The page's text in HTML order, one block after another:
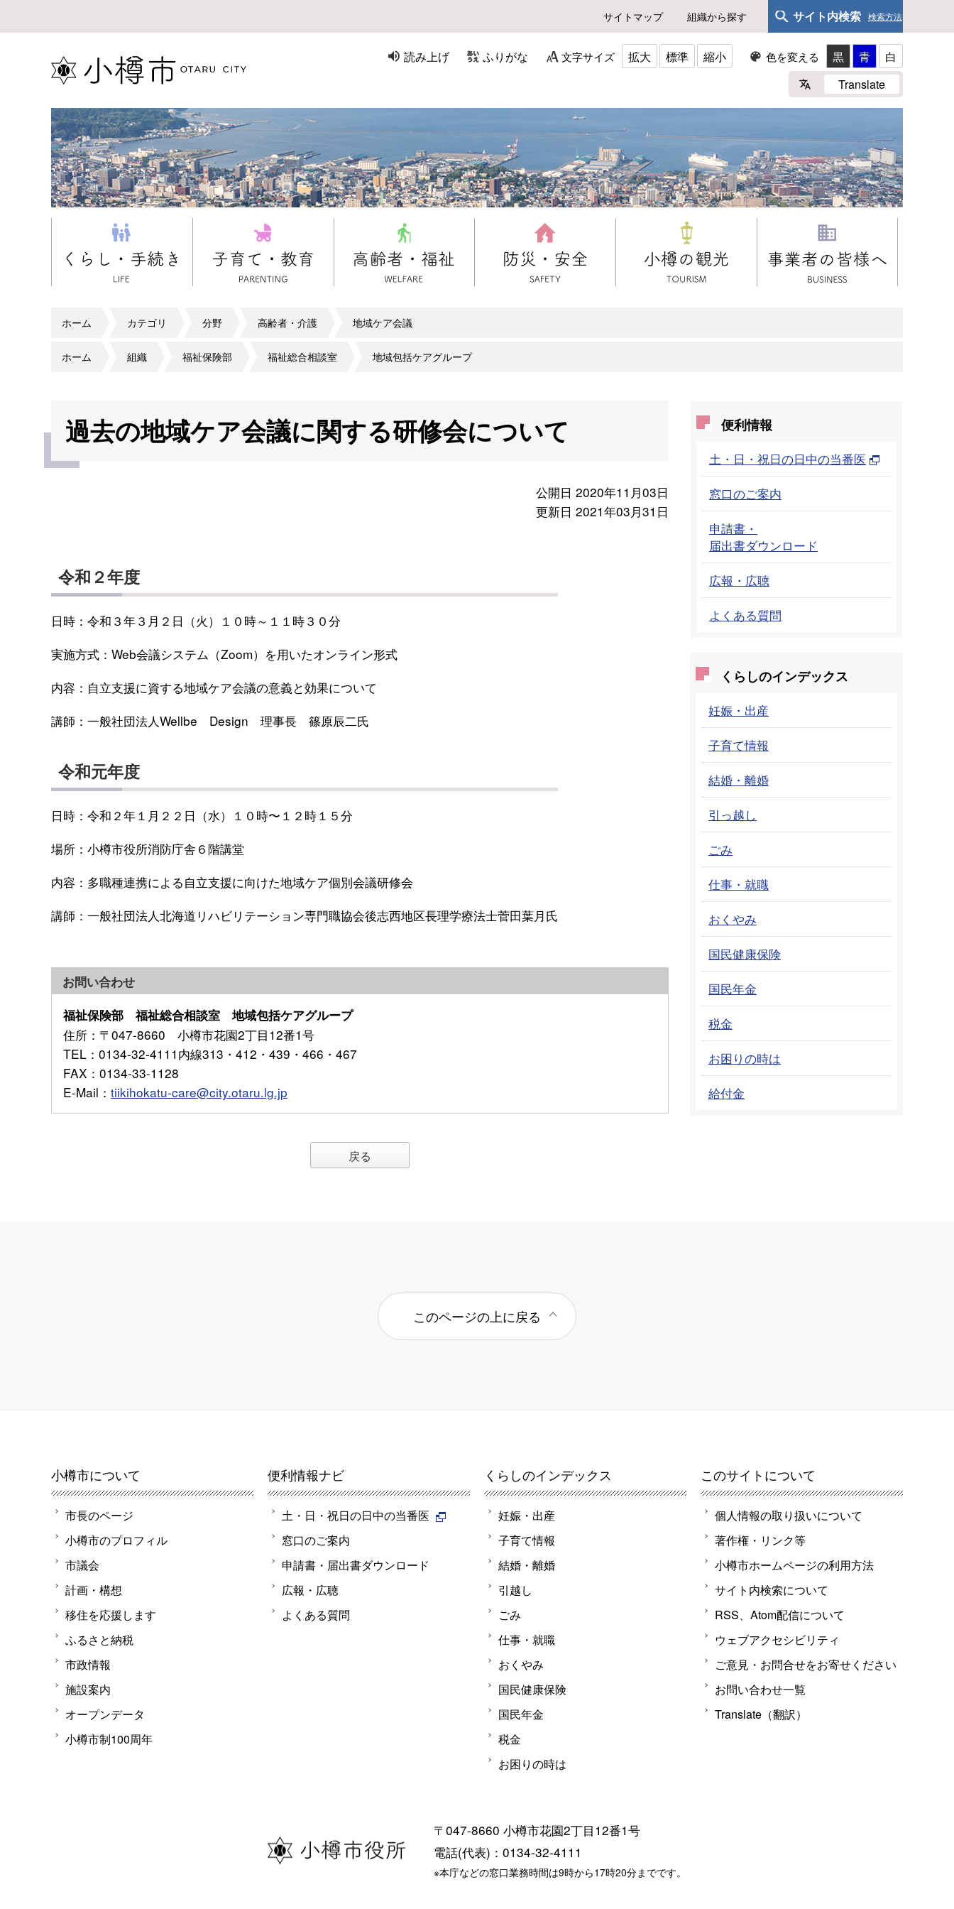
サイトマップ 組織から探す サイト内検索 検索方法
読み上げ ふりがな 文字サイズ 拡大 標準 縮小 色を変える 黒 青
白
Translate
ホーム カテゴリ 分野 高齢者・介護 地域ケア会議
ホーム 組織 福祉保険部 福祉総合相談室 地域包括ケアグループ
過去の地域ケア会議に関する研修会について
公開日 2020年11月03日
更新日 2021年03月31日
令和２年度
日時：令和３年３月２日（火）１０時～１１時３０分
実施方式：Web会議システム（Zoom）を用いたオンライン形式
内容：自立支援に資する地域ケア会議の意義と効果について
講師：一般社団法人Wellbe Design 理事長 篠原辰二氏
令和元年度
日時：令和２年１月２２日（水）１０時〜１２時１５分
場所：小樽市役所消防庁舎６階講堂
内容：多職種連携による自立支援に向けた地域ケア個別会議研修会
講師：一般社団法人北海道リハビリテーション専門職協会後志西地区長理学療法士菅田葉月氏
お問い合わせ
福祉保険部 福祉総合相談室 地域包括ケアグループ
住所 ：〒047-8660 小樽市花園2丁目12番1号
TEL ：0134-32-4111内線313・412・439・466・467
FAX ：0134-33-1128
E-Mail ： tiikihokatu-care@city.otaru.lg.jp
戻る
便利情報
土・日・祝日の日中の当番医
窓口のご案内
申請書・
届出書ダウンロード
広報・広聴
よくある質問
くらしのインデックス
妊娠・出産
子育て情報
結婚・離婚
引っ越し
ごみ
仕事・就職
おくやみ
国民健康保険
国民年金
税金
お困りの時は
給付金
このページの上に戻る
小樽市について
市長のページ
小樽市のプロフィル
市議会
計画・構想
移住を応援します
ふるさと納税
市政情報
施設案内
オープンデータ
小樽市制100周年
便利情報ナビ
土・日・祝日の日中の当番医
窓口のご案内
申請書・届出書ダウンロード
広報・広聴
よくある質問
くらしのインデックス
妊娠・出産
子育て情報
結婚・離婚
引越し
ごみ
仕事・就職
おくやみ
国民健康保険
国民年金
税金
お困りの時は
このサイトについて
個人情報の取り扱いについて
著作権・リンク等
小樽市ホームページの利用方法
サイト内検索について
RSS、Atom配信について
ウェブアクセシビリティ
ご意見・お問合せをお寄せください
お問い合わせ一覧
Translate（翻訳）
〒047-8660 小樽市花園2丁目12番1号
電話(代表)：0134-32-4111
※本庁などの窓口業務時間は9時から17時20分までです。